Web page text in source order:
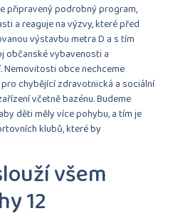
připravený podrobný program,
a reaguje na výzvy, které před
výstavbu metra D a s tím
občanské vybavenosti a
obce nechceme
chybějící zdravotnická a sociální
včetně bazénu. Budeme
děti měly více pohybu, a tím je
klubů, které by
všem
12